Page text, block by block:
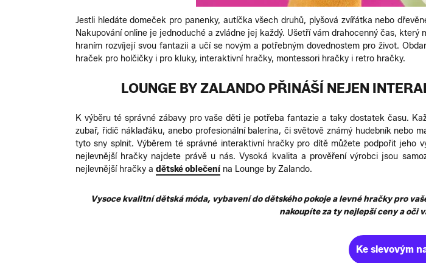
Jestli hledáte domeček pro panenky, autíčka všech druhů, plyšová zvířátka nebo
Nakupování online je jednoduché a zvládne jej každý. Ušetří vám drahocenný čas,
hraním rozvíjejí svou fantazii a učí se novým a potřebným dovednostem pro život.
hraček pro holčičky i pro kluky, interaktivní hračky, montessori hračky i retro hračky.
LOUNGE BY ZALANDO PŘINÁŠÍ NEJEN
K výběru té správné zábavy pro vaše děti je potřeba fantazie a taky dostatek času.
zubař, řidič náklaďáku, anebo profesionální balerína, či světově známý hudebník nebo
tyto sny splnit. Výběrem té správné interaktivní hračky pro dítě můžete podpořit jeho
nejlevnější hračky najdete právě u nás. Vysoká kvalita a prověření výrobci jsou
nejlevnější hračky a dětské oblečení na Lounge by Zalando.
Vysoce kvalitní dětská móda, vybavení do dětského pokoje a levné hračky pro
nakoupíte za ty nejlepší ceny a oči
Ke slevovým